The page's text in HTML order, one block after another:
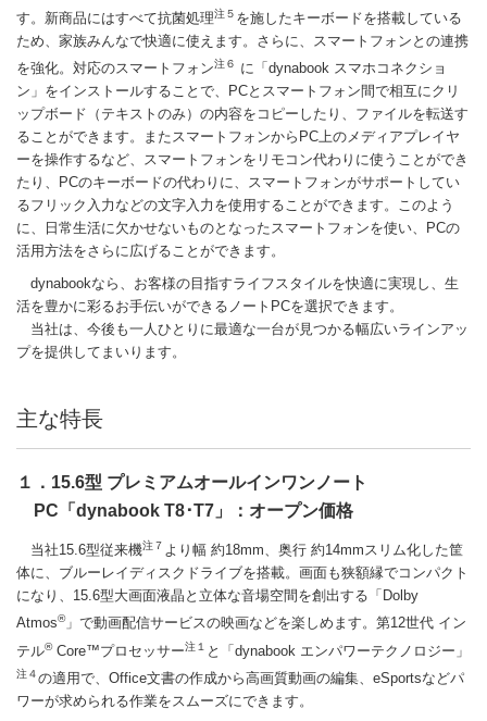
す。新商品にはすべて抗菌処理注５ を施したキーボードを搭載している
ため、家族みんなで快適に使えます。さらに、スマートフォンとの連携
を強化。対応のスマートフォン注６
に「dynabook スマホコネクショ
ン」をインストールすることで、PCとスマートフォン間で相互にクリ
ップボード（テキストのみ）の内容をコピーしたり、ファイルを転送す
ることができます。またスマートフォンからPC上のメディアプレイヤ
ーを操作するなど、スマートフォンをリモコン代わりに使うことができ
たり、PCのキーボードの代わりに、スマートフォンがサポートしてい
るフリック入力などの文字入力を使用することができます。このよう
に、日常生活に欠かせないものとなったスマートフォンを使い、PCの
活用方法をさらに広げることができます。
dynabookなら、お客様の目指すライフスタイルを快適に実現し、生
活を豊かに彩るお手伝いができるノートPCを選択できます。
当社は、今後も一人ひとりに最適な一台が見つかる幅広いラインアッ
プを提供してまいります。
主な特長
１．15.6型 プレミアムオールインワンノート
PC「dynabook T8･T7」：オープン価格
当社15.6型従来機注７ より幅 約18mm、奥行 約14mmスリム化した筐
体に、ブルーレイディスクドライブを搭載。画面も狭額縁でコンパクト
になり、15.6型大画面液晶と立体な音場空間を創出する「Dolby
Atmos®」で動画配信サービスの映画などを楽しめます。第12世代 イン
テル®Core™プロセッサー注１ と「dynabook エンパワーテクノロジー」
注４の適用で、Office文書の作成から高画質動画の編集、eSportsなどパ
ワーが求められる作業をスムーズにできます。